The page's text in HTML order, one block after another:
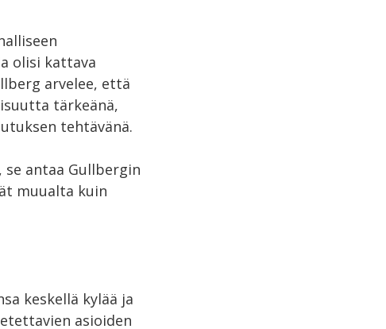
olisi kattava
arvelee, että
tärkeänä,
tehtävänä.
antaa Gullbergin
muualta kuin
keskellä kylää ja
asioiden